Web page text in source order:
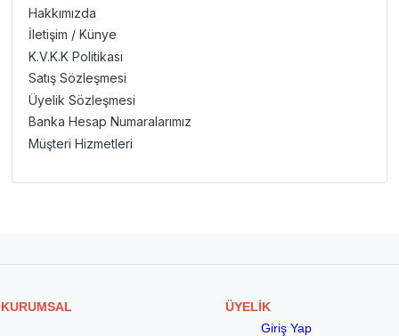
Hakkımızda
İletişim / Künye
K.V.K.K Politikası
Satış Sözleşmesi
Üyelik Sözleşmesi
Banka Hesap Numaralarımız
Müşteri Hizmetleri
KURUMSAL ÜYELİK
Giriş Yap